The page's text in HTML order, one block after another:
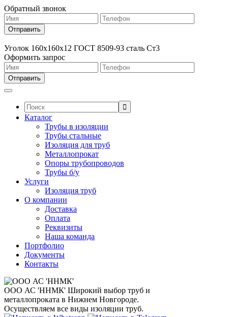
Обратный звонок
Уголок 160х160х12 ГОСТ 8509-93 сталь Ст3
Оформить запрос
Поиск:
Каталог
Трубы в изоляции
Трубы стальные
Изоляция для труб
Металлопрокат
Опоры трубопроводов
Трубы б/у
Услуги
Изоляция труб
О компании
Доставка
Оплата
Реквизиты
Наша команда
Портфолио
Документы
Контакты
ООО АС 'ННМК' Широкий выбор труб и
металлопроката в Нижнем Новгороде.
Осуществляем все виды изоляции труб.